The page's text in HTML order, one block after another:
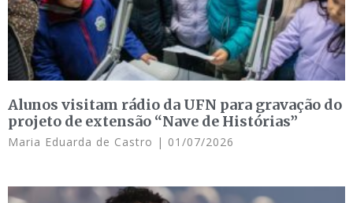
Alunos visitam rádio da UFN para gravação do
projeto de extensão “Nave de Histórias”
Maria Eduarda de Castro 01/07/2026